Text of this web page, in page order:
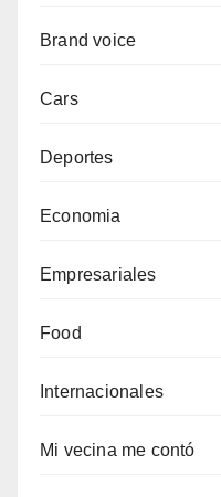
Brand voice
Cars
Deportes
Economia
Empresariales
Food
Internacionales
Mi vecina me contó